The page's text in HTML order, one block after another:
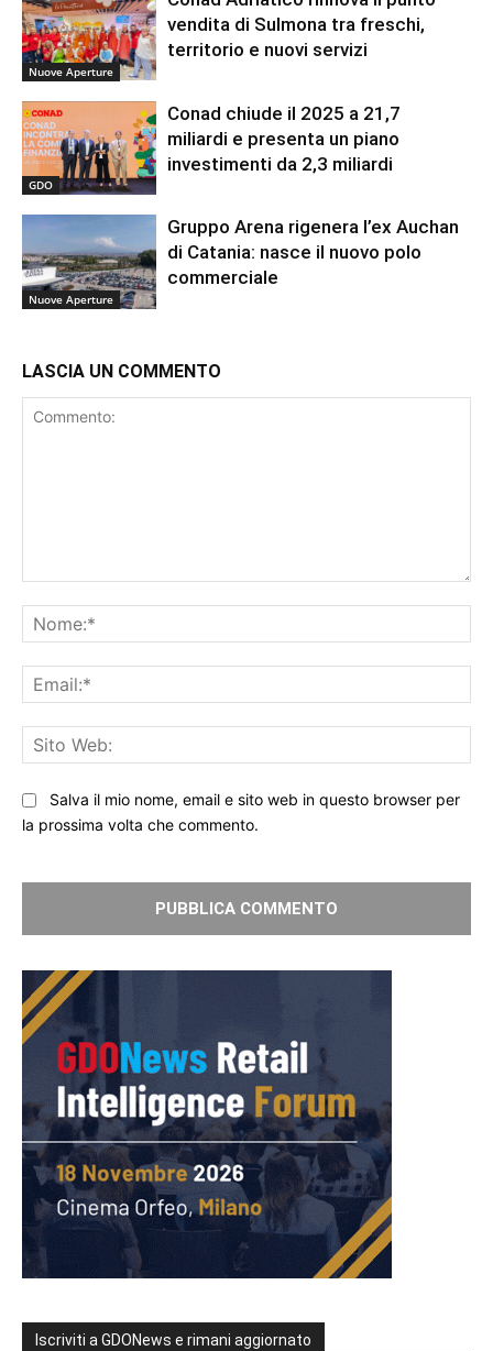
Nuove Aperture
vendita di Sulmona tra freschi,
territorio e nuovi servizi
GDO
Conad chiude il 2025 a 21,7
miliardi e presenta un piano
investimenti da 2,3 miliardi
Nuove Aperture
Gruppo Arena rigenera l’ex Auchan
di Catania: nasce il nuovo polo
commerciale
LASCIA UN COMMENTO
Salva il mio nome, email e sito web in questo browser per
la prossima volta che commento.
Iscriviti a GDONews e rimani aggiornato